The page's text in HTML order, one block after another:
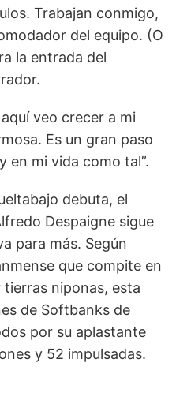
Trabajan conmigo,
del equipo. (O
la entrada del
veo crecer a mi
Es un gran paso
en mi vida como tal”.
debuta, el
Despaigne sigue
para más. Según
que compite en
niponas, esta
de Softbanks de
por su aplastante
y 52 impulsadas.